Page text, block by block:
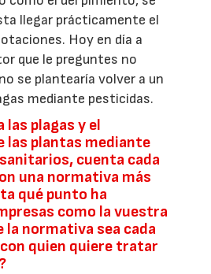
llegar prácticamente el
Hoy en día a
que le preguntes no
se plantearía volver a un
mediante pesticidas.
las plagas y el
plantas mediante
cuenta cada
una normativa más
qué punto ha
como la vuestra
la normativa sea cada
con quien quiere tratar